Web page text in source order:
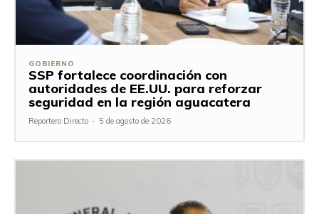
GOBIERNO
SSP fortalece coordinación con
autoridades de EE.UU. para reforzar
seguridad en la región aguacatera
Reportero Directo - 5 de agosto de 2026